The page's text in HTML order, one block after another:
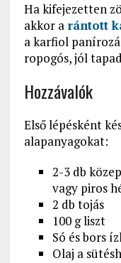
Ha kifejezetten
akkor a rántott
a karfiol
ropogós, jól
Hozzávalók
Első lépésként
alapanyagokat:
2-3 db
vagy piros
2 db tojás
100 g liszt
Só és bors
Olaj a